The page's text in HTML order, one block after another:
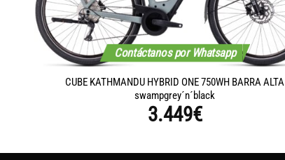
Contáctanos por Whatsapp
CUBE KATHMANDU HYBRID ONE 750WH BARRA ALTA
swampgrey´n´black
3.449€